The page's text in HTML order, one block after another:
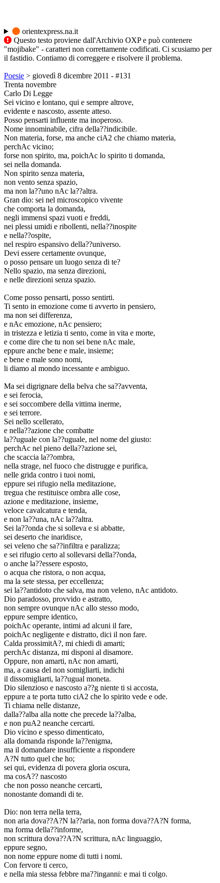
orientexpress.na.it
Questo testo proviene dall'Archivio OXP e può contenere
"mojibake" - caratteri non correttamente codificati. Ci scusiamo per
il fastidio. Contiamo di correggere e risolvere il problema.
Poesie > giovedì 8 dicembre 2011 - #131
Trenta novembre
Carlo Di Legge
Sei vicino e lontano, qui e sempre altrove,
evidente e nascosto, assente atteso.
Posso pensarti influente ma inoperoso.
Nome innominabile, cifra della??indicibile.
Non materia, forse, ma anche ciA2 che chiamo materia,
perchAc vicino;
forse non spirito, ma, poichAc lo spirito ti domanda,
sei nella domanda.
Non spirito senza materia,
non vento senza spazio,
ma non la??uno nAc la??altra.
Gran dio: sei nel microscopico vivente
che comporta la domanda,
negli immensi spazi vuoti e freddi,
nei plessi umidi e ribollenti, nella??inospite
e nella??ospite,
nel respiro espansivo della??universo.
Devi essere certamente ovunque,
o posso pensare un luogo senza di te?
Nello spazio, ma senza direzioni,
e nelle direzioni senza spazio.
Come posso pensarti, posso sentirti.
Ti sento in emozione come ti avverto in pensiero,
ma non sei differenza,
e nAc emozione, nAc pensiero;
in tristezza e letizia ti sento, come in vita e morte,
e come dire che tu non sei bene nAc male,
eppure anche bene e male, insieme;
e bene e male sono nomi,
li diamo al mondo incessante e ambiguo.
Ma sei digrignare della belva che sa??avventa,
e sei ferocia,
e sei soccombere della vittima inerme,
e sei terrore.
Sei nello scellerato,
e nella??azione che combatte
la??uguale con la??uguale, nel nome del giusto:
perchAc nel pieno della??azione sei,
che scaccia la??ombra,
nella strage, nel fuoco che distrugge e purifica,
nelle grida contro i tuoi nomi,
eppure sei rifugio nella meditazione,
tregua che restituisce ombra alle cose,
azione e meditazione, insieme,
veloce cavalcatura e tenda,
e non la??una, nAc la??altra.
Sei la??onda che si solleva e si abbatte,
sei deserto che inaridisce,
sei veleno che sa??infiltra e paralizza;
e sei rifugio certo al sollevarsi della??onda,
o anche la??essere esposto,
o acqua che ristora, o non acqua,
ma la sete stessa, per eccellenza;
sei la??antidoto che salva, ma non veleno, nAc antidoto.
Dio paradosso, provvido e astratto,
non sempre ovunque nAc allo stesso modo,
eppure sempre identico,
poichAc operante, intimi ad alcuni il fare,
poichAc negligente e distratto, dici il non fare.
Calda prossimitA?, mi chiedi di amarti;
perchAc distanza, mi disponi al disamore.
Oppure, non amarti, nAc non amarti,
ma, a causa del non somigliarti, indichi
il dissomigliarti, la??ugual moneta.
Dio silenzioso e nascosto a??g niente ti si accosta,
eppure a te porta tutto ciA2 che lo spirito vede e ode.
Ti chiama nelle distanze,
dalla??alba alla notte che precede la??alba,
e non puA2 neanche cercarti.
Dio vicino e spesso dimenticato,
alla domanda risponde la??enigma,
ma il domandare insufficiente a rispondere
A?N tutto quel che ho;
sei qui, evidenza di povera gloria oscura,
ma cosA?? nascosto
che non posso neanche cercarti,
nonostante domandi di te.
Dio: non terra nella terra,
non aria dova??A?N la??aria, non forma dova??A?N forma,
ma forma della??informe,
non scrittura dova??A?N scrittura, nAc linguaggio,
eppure segno,
non nome eppure nome di tutti i nomi.
Con fervore ti cerco,
e nella mia stessa febbre ma??inganni: e mai ti colgo.